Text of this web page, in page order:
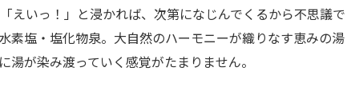
えいっ！」と浸かれば、次第になじんでくるから不思議で
素塩・塩化物泉。大自然のハーモニーが織りなす恵みの湯
が染み渡っていく感覚がたまりません。